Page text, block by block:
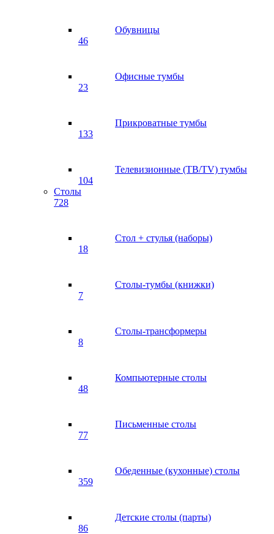
Обувницы
46
Офисные тумбы
23
Прикроватные тумбы
133
Телевизионные (ТВ/TV) тумбы
104
Столы
728
Стол + стулья (наборы)
18
Столы-тумбы (книжки)
7
Столы-трансформеры
8
Компьютерные столы
48
Письменные столы
77
Обеденные (кухонные) столы
359
Детские столы (парты)
86